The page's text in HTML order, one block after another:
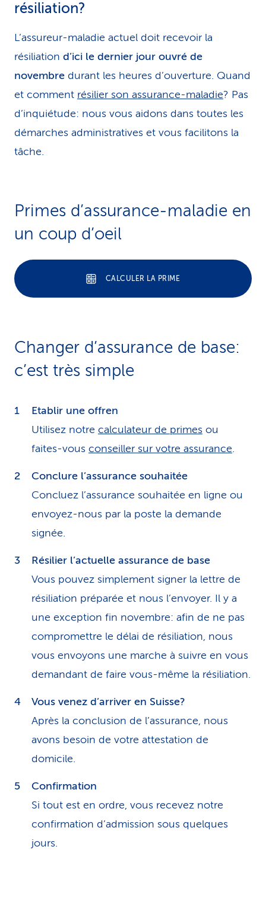
résiliation?
L’assureur-maladie actuel doit recevoir la
résiliation d’ici le dernier jour ouvré de
novembre durant les heures d’ouverture. Quand
et comment résilier son assurance-maladie? Pas
d’inquiétude: nous vous aidons dans toutes les
démarches administratives et vous facilitons la
tâche.
Primes d’assurance-maladie en
un coup d’oeil
CALCULER LA PRIME
Changer d’assurance de base:
c’est très simple
Etablir une offren
Utilisez notre calculateur de primes ou
faites-vous conseiller sur votre assurance.
Conclure l’assurance souhaitée
Concluez l’assurance souhaitée en ligne ou
envoyez-nous par la poste la demande
signée.
Résilier l’actuelle assurance de base
Vous pouvez simplement signer la lettre de
résiliation préparée et nous l’envoyer. Il y a
une exception fin novembre: afin de ne pas
compromettre le délai de résiliation, nous
vous envoyons une marche à suivre en vous
demandant de faire vous-même la résiliation.
Vous venez d’arriver en Suisse?
Après la conclusion de l’assurance, nous
avons besoin de votre attestation de
domicile.
Confirmation
Si tout est en ordre, vous recevez notre
confirmation d’admission sous quelques
jours.